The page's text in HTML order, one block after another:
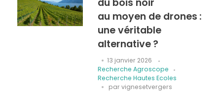
du bois noir
au moyen de drones :
une véritable
alternative ?
13 janvier 2026
Recherche Agroscope
Recherche Hautes Ecoles
par vignesetvergers